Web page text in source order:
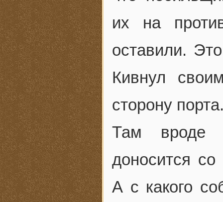
их на
оставили.
Кивнул
сторону
Там вроде
доносится
А с какого